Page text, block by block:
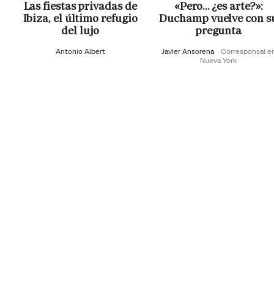
Las fiestas privadas de
Ibiza, el último refugio
del lujo
Antonio Albert
«Pero… ¿es arte?»:
Duchamp vuelve con
pregunta
Javier Ansorena
Corresponsal
Nueva York